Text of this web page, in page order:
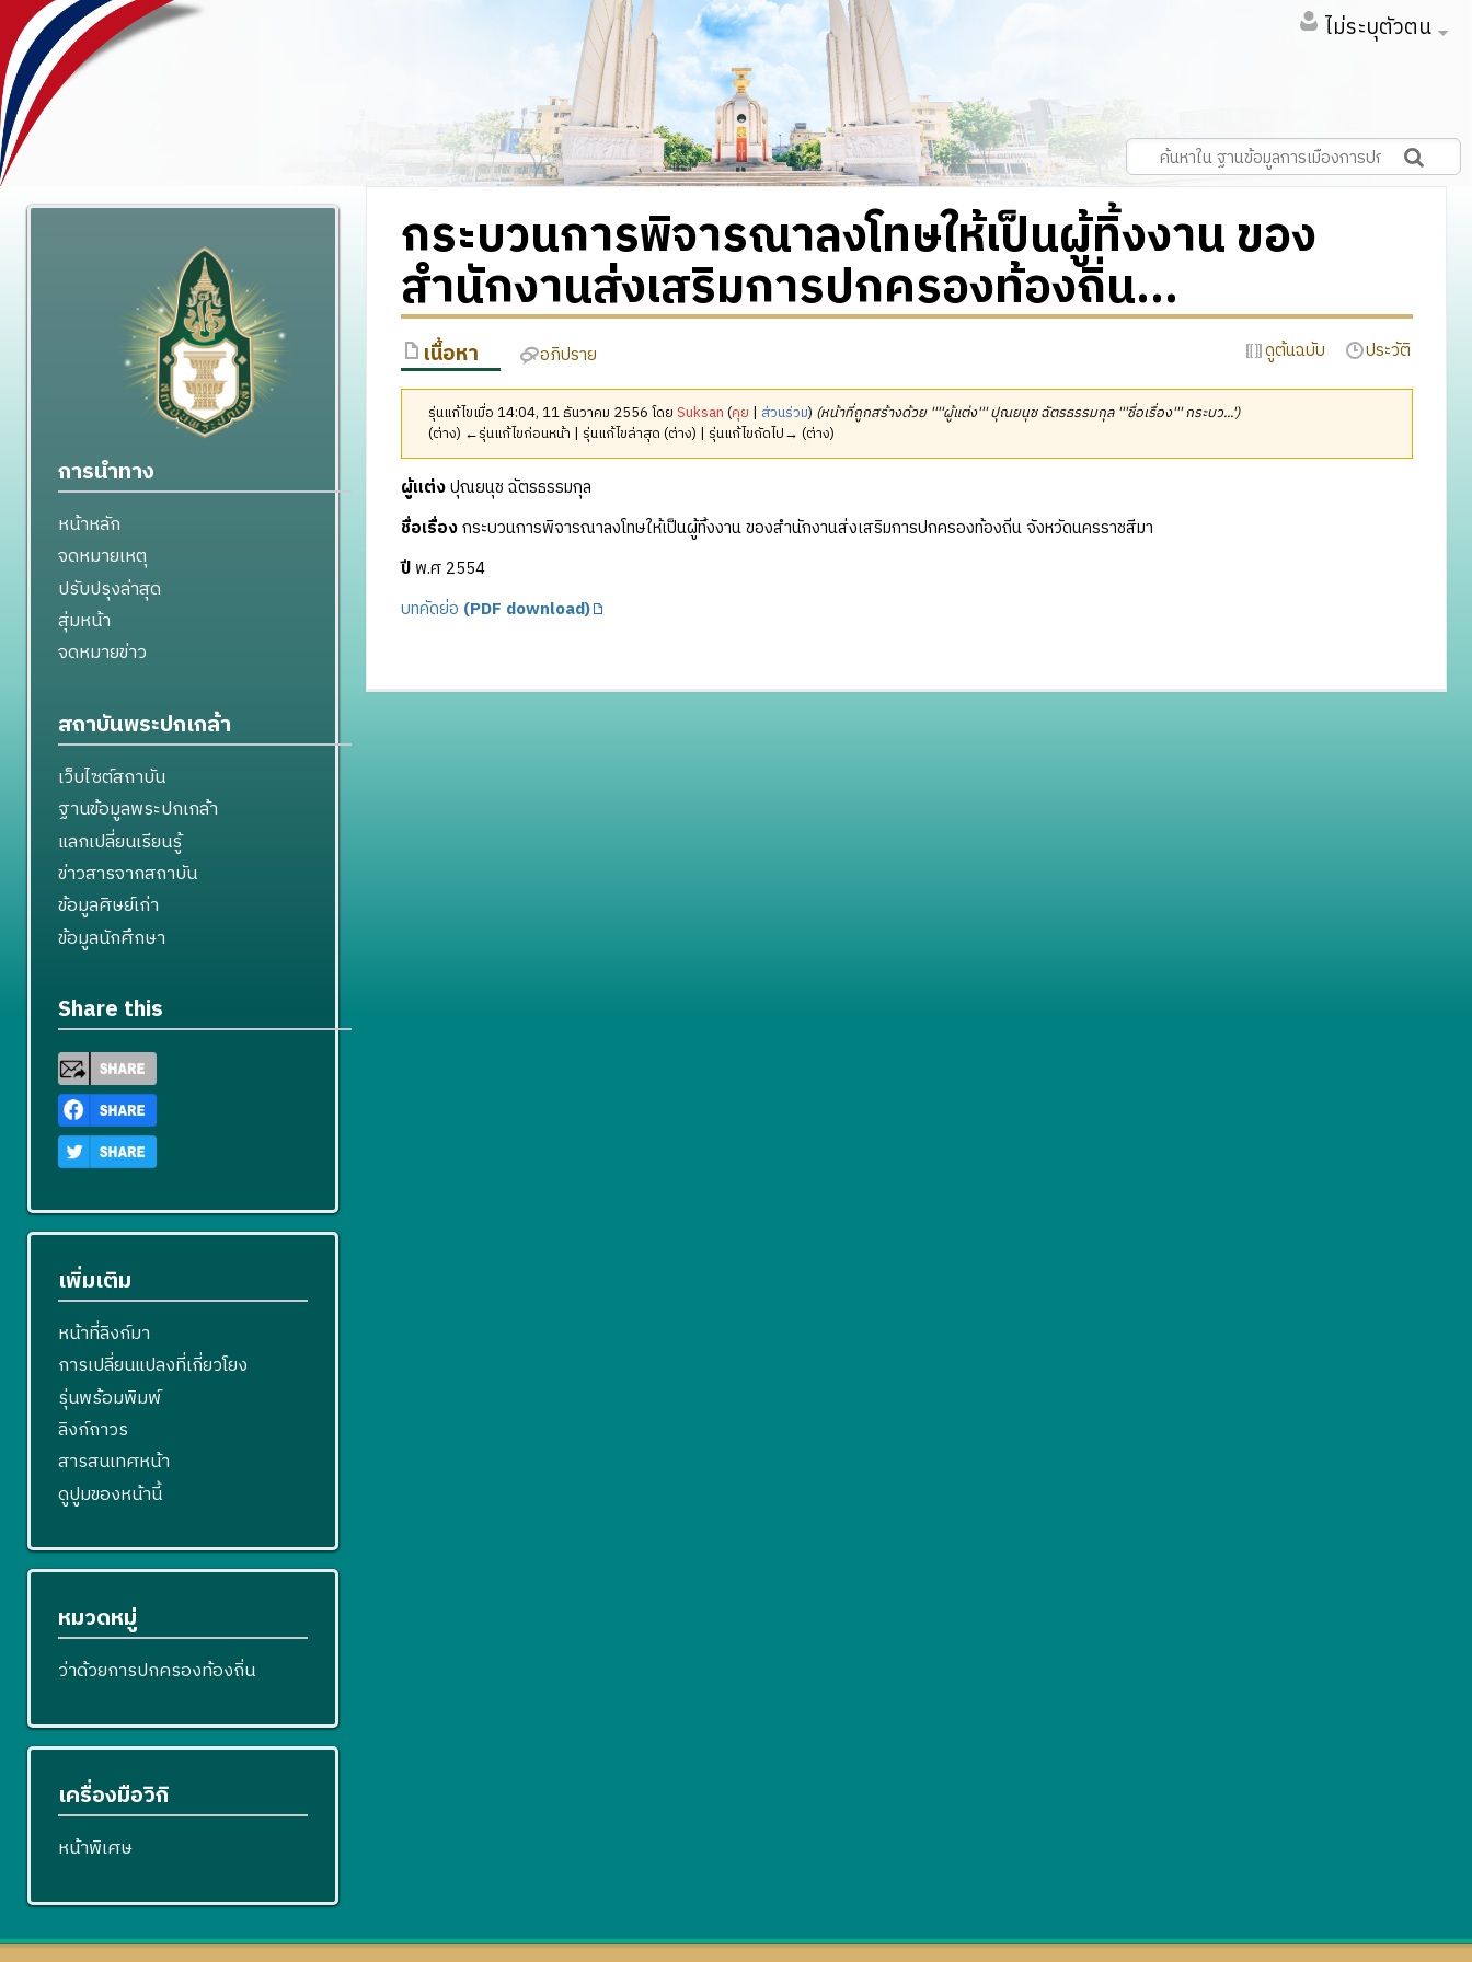
ไม่ระบุตัวตน
กระบวนการพิจารณาลงโทษให้เป็นผู้ทิ้งงาน ของ
สำนักงานส่งเสริมการปกครองท้องถิ่น...
เนื้อหา อภิปราย ดูต้นฉบับ ประวัติ
รุ่นแก้ไขเมื่อ 14:04, 11 ธันวาคม 2556 โดยSuksan (คุย | ส่วนร่วม) (หน้าที่ถูกสร้างด้วย ''''ผู้แต่ง''' ปุณยนุช ฉัตรธรรมกุล '''ชื่อเรื่อง''' กระบว...')
(ต่าง) ←รุ่นแก้ไขก่อนหน้า | รุ่นแก้ไขล่าสุด (ต่าง) | รุ่นแก้ไขถัดไป→ (ต่าง)
ผู้แต่งปุณยนุช ฉัตรธรรมกุล
ชื่อเรื่องกระบวนการพิจารณาลงโทษให้เป็นผู้ทิ้งงาน ของสำนักงานส่งเสริมการปกครองท้องถิ่น จังหวัดนครราชสีมา
ปีพ.ศ 2554
บทคัดย่อ (PDF download)
การนำทาง
หน้าหลัก
จดหมายเหตุ
ปรับปรุงล่าสุด
สุ่มหน้า
จดหมายข่าว
สถาบันพระปกเกล้า
เว็บไซต์สถาบัน
ฐานข้อมูลพระปกเกล้า
แลกเปลี่ยนเรียนรู้
ข่าวสารจากสถาบัน
ข้อมูลศิษย์เก่า
ข้อมูลนักศึกษา
Share this
เพิ่มเติม
หน้าที่ลิงก์มา
การเปลี่ยนแปลงที่เกี่ยวโยง
รุ่นพร้อมพิมพ์
ลิงก์ถาวร
สารสนเทศหน้า
ดูปูมของหน้านี้
หมวดหมู่
ว่าด้วยการปกครองท้องถิ่น
เครื่องมือวิกิ
หน้าพิเศษ